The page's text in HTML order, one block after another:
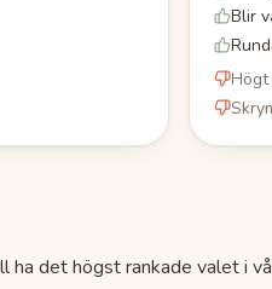
Blir
Högt
ha det högst rankade valet i